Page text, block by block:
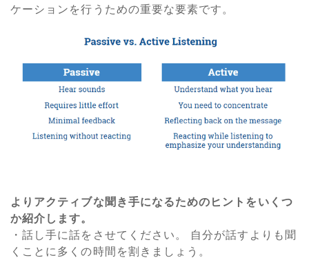
ケーションを行うための重要な要素です。
よりアクティブな聞き手になるためのヒントをいくつ
か紹介します。
・話し手に話をさせてください。 自分が話すよりも聞
くことに多くの時間を割きましょう。